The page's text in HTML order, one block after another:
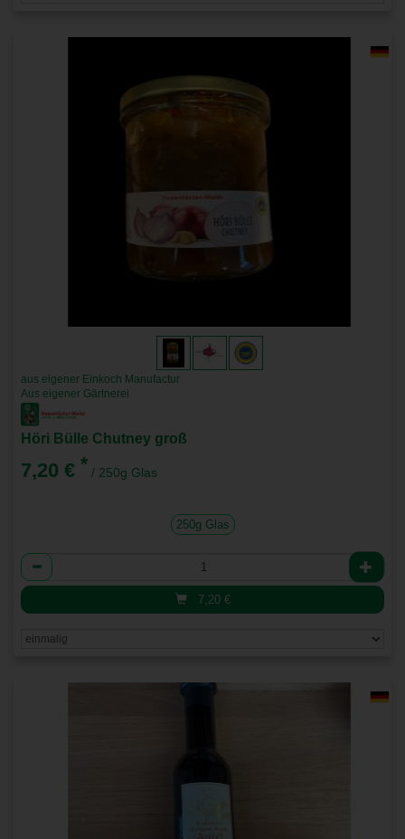
aus eigener Einkoch Manufactur
Aus eigener Gärtnerei
Höri Bülle Chutney groß
7,20 € * / 250g Glas
250g Glas
Anzahl
7,20 €